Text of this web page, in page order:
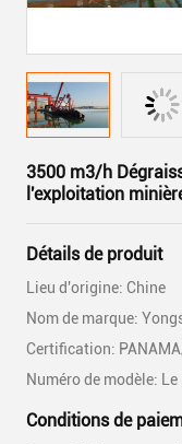
3500 m3/h
l'exploitation
Détails de produit
Lieu d'origine: Chine
Nom de marque:
Certification:
Numéro de modèle:
Conditions de